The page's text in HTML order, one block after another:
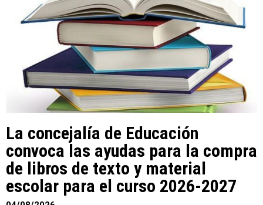
La concejalía de Educación
convoca las ayudas para la compra
de libros de texto y material
escolar para el curso 2026-2027